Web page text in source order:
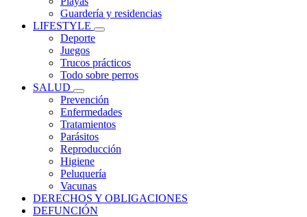
Guardería y residencias
LIFESTYLE
Deporte
Juegos
Trucos prácticos
Todo sobre perros
SALUD
Prevención
Enfermedades
Tratamientos
Parásitos
Reproducción
Higiene
Peluquería
Vacunas
DERECHOS Y OBLIGACIONES
DEFUNCIÓN